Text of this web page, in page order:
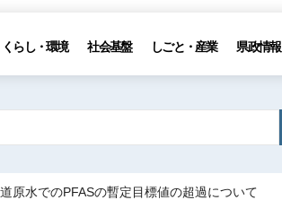
くらし・環境 社会基盤 しごと・産業 県政情報
原水でのPFASの暫定目標値の超過について